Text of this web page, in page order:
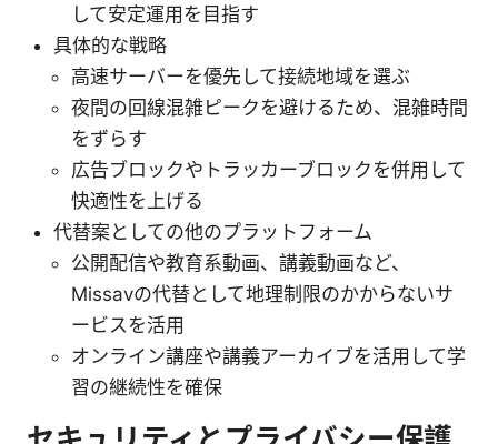
して安定運用を目指す
具体的な戦略
高速サーバーを優先して接続地域を選ぶ
夜間の回線混雑ピークを避けるため、混雑時間
をずらす
広告ブロックやトラッカーブロックを併用して
快適性を上げる
代替案としての他のプラットフォーム
公開配信や教育系動画、講義動画など、
Missavの代替として地理制限のかからないサ
ービスを活用
オンライン講座や講義アーカイブを活用して学
習の継続性を確保